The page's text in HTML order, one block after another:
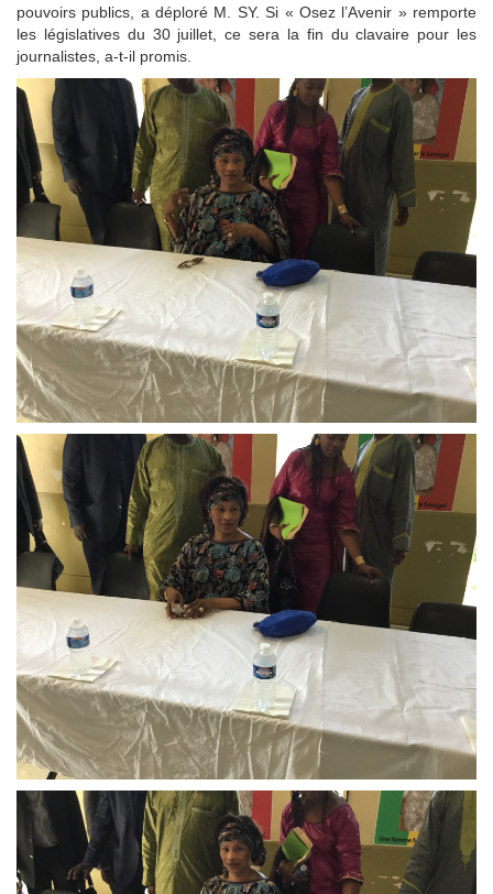
pouvoirs publics, a déploré M. SY. Si « Osez l’Avenir » remporte
les législatives du 30 juillet, ce sera la fin du clavaire pour les
journalistes, a-t-il promis.